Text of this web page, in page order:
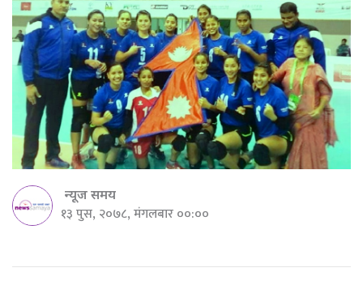
न्यूज समय
१३ पुस, २०७८, मंगलबार ००:००